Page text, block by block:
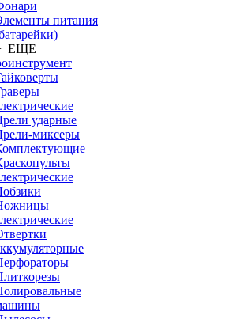
питания
ЕЩЕ
ударные
миксеры